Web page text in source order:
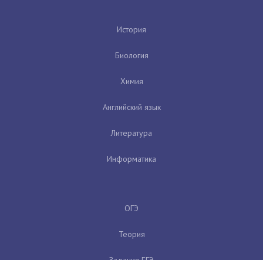
История
Биология
Химия
Английский язык
Литература
Информатика
ОГЭ
Теория